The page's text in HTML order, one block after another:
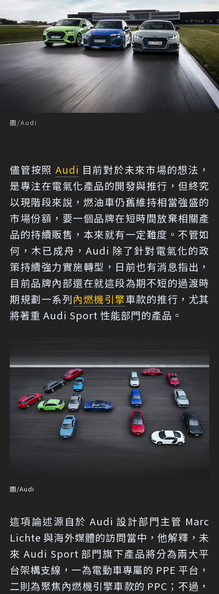
圖/Audi
儘管按照 Audi 目前對於未來市場的想法，
是專注在電氣化產品的開發與推行，但終究
以現階段來說，燃油車仍舊維持相當強盛的
市場份額，要一個品牌在短時間放棄相關產
品的持續販售，本來就有一定難度。不管如
何，木已成舟，Audi 除了針對電氣化的政
策持續強力實施轉型，日前也有消息指出，
目前品牌內部還在就這段為期不短的過渡時
期規劃一系列內燃機引擎車款的推行，尤其
將著重 Audi Sport 性能部門的產品。
圖/Audi
這項論述源自於 Audi 設計部門主管 Marc
Lichte 與海外媒體的訪問當中，他解釋，未
來 Audi Sport 部門旗下產品將分為兩大平
台架構支線，一為電動車專屬的 PPE 平台，
二則為聚焦內燃機引擎車款的 PPC；不過，